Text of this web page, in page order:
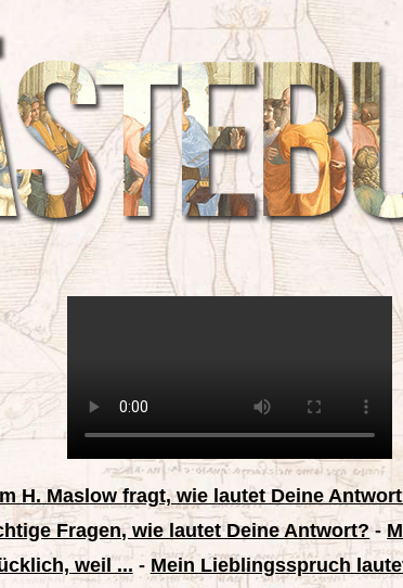
H. Maslow fragt, wie lautet Deine
Fragen, wie lautet Deine Antwort?-
weil ...- Mein Lieblingsspruch